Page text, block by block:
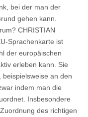
bei der man der
gehen kann.
CHRISTIAN
Sprachenkarte ist
der europäischen
erleben kann. Sie
an den
indem man die
Insbesondere
des richtigen